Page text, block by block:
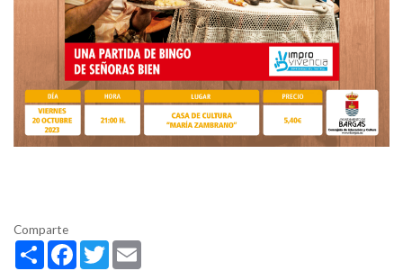
Comparte
ShareFacebook
Twitter